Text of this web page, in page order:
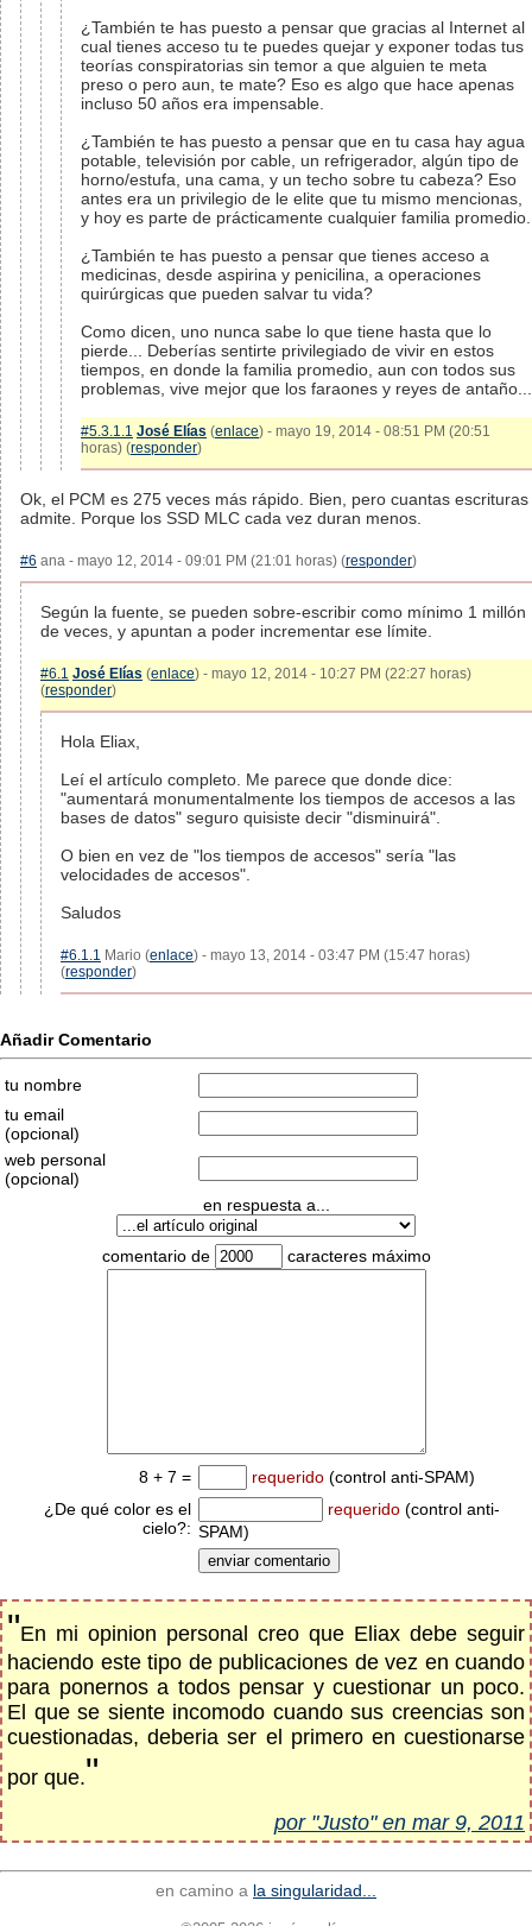
¿También te has puesto a pensar que gracias al Internet al
cual tienes acceso tu te puedes quejar y exponer todas tus
teorías conspiratorias sin temor a que alguien te meta
preso o pero aun, te mate? Eso es algo que hace apenas
incluso 50 años era impensable.
¿También te has puesto a pensar que en tu casa hay agua
potable, televisión por cable, un refrigerador, algún tipo de
horno/estufa, una cama, y un techo sobre tu cabeza? Eso
antes era un privilegio de le elite que tu mismo mencionas,
y hoy es parte de prácticamente cualquier familia promedio.
¿También te has puesto a pensar que tienes acceso a
medicinas, desde aspirina y penicilina, a operaciones
quirúrgicas que pueden salvar tu vida?
Como dicen, uno nunca sabe lo que tiene hasta que lo
pierde... Deberías sentirte privilegiado de vivir en estos
tiempos, en donde la familia promedio, aun con todos sus
problemas, vive mejor que los faraones y reyes de antaño...
#5.3.1.1 José Elías (enlace) - mayo 19, 2014 - 08:51 PM (20:51
horas) (responder)
Ok, el PCM es 275 veces más rápido. Bien, pero cuantas escrituras
admite. Porque los SSD MLC cada vez duran menos.
#6 ana - mayo 12, 2014 - 09:01 PM (21:01 horas) (responder)
Según la fuente, se pueden sobre-escribir como mínimo 1 millón
de veces, y apuntan a poder incrementar ese límite.
#6.1 José Elías (enlace) - mayo 12, 2014 - 10:27 PM (22:27 horas)
(responder)
Hola Eliax,
Leí el artículo completo. Me parece que donde dice:
"aumentará monumentalmente los tiempos de accesos a las
bases de datos" seguro quisiste decir "disminuirá".
O bien en vez de "los tiempos de accesos" sería "las
velocidades de accesos".
Saludos
#6.1.1 Mario (enlace) - mayo 13, 2014 - 03:47 PM (15:47 horas)
(responder)
Añadir Comentario
tu nombre
tu email
(opcional)
web personal
(opcional)
en respuesta a...
comentario de caracteres máximo
8 + 7 = requerido (control anti-SPAM)
¿De qué color es el
cielo?:
requerido (control anti-
SPAM)
"En mi opinion personal creo que Eliax debe seguir
haciendo este tipo de publicaciones de vez en cuando
para ponernos a todos pensar y cuestionar un poco.
El que se siente incomodo cuando sus creencias son
cuestionadas, deberia ser el primero en cuestionarse
por que."
por "Justo" en mar 9, 2011
en camino a la singularidad...